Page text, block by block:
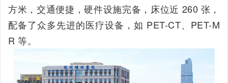
方米，交通便捷，硬件设施完备，床位近 260 张，
配备了众多先进的医疗设备，如 PET-CT、PET-M
R 等。